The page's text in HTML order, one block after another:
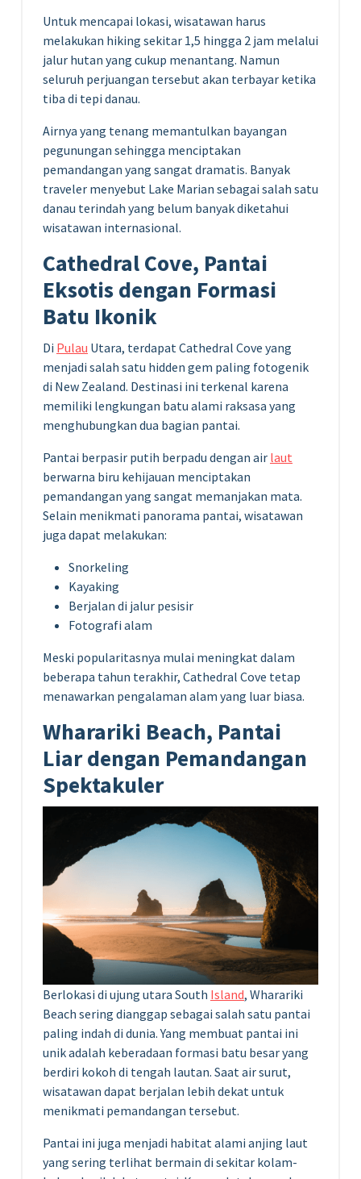
Untuk mencapai lokasi, wisatawan harus
melakukan hiking sekitar 1,5 hingga 2 jam melalui
jalur hutan yang cukup menantang. Namun
seluruh perjuangan tersebut akan terbayar ketika
tiba di tepi danau.
Airnya yang tenang memantulkan bayangan
pegunungan sehingga menciptakan
pemandangan yang sangat dramatis. Banyak
traveler menyebut Lake Marian sebagai salah satu
danau terindah yang belum banyak diketahui
wisatawan internasional.
Cathedral Cove, Pantai
Eksotis dengan Formasi
Batu Ikonik
Di Pulau Utara, terdapat Cathedral Cove yang
menjadi salah satu hidden gem paling fotogenik
di New Zealand. Destinasi ini terkenal karena
memiliki lengkungan batu alami raksasa yang
menghubungkan dua bagian pantai.
Pantai berpasir putih berpadu dengan air laut
berwarna biru kehijauan menciptakan
pemandangan yang sangat memanjakan mata.
Selain menikmati panorama pantai, wisatawan
juga dapat melakukan:
Snorkeling
Kayaking
Berjalan di jalur pesisir
Fotografi alam
Meski popularitasnya mulai meningkat dalam
beberapa tahun terakhir, Cathedral Cove tetap
menawarkan pengalaman alam yang luar biasa.
Wharariki Beach, Pantai
Liar dengan Pemandangan
Spektakuler
Berlokasi di ujung utara South Island, Wharariki
Beach sering dianggap sebagai salah satu pantai
paling indah di dunia. Yang membuat pantai ini
unik adalah keberadaan formasi batu besar yang
berdiri kokoh di tengah lautan. Saat air surut,
wisatawan dapat berjalan lebih dekat untuk
menikmati pemandangan tersebut.
Pantai ini juga menjadi habitat alami anjing laut
yang sering terlihat bermain di sekitar kolam-